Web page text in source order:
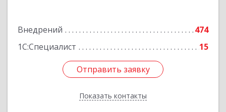
Внедрений
474
1С:Специалист
15
Отправить заявку
Показать контакты
Отправить заявку
Назад